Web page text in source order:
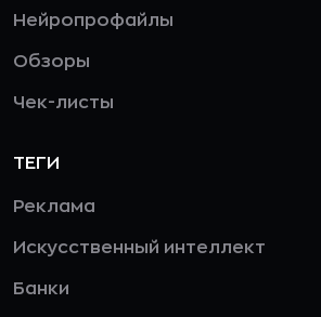
Нейропрофайлы
Обзоры
Чек-листы
ТЕГИ
Реклама
Искусственный интеллект
Банки